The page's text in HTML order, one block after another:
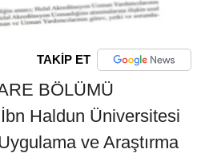
TAKİP ET
BÖLÜMÜ
Haldun Üniversitesi
ve Araştırma